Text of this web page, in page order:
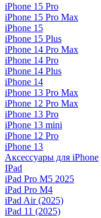
iPhone 15 Pro
iPhone 15 Pro Max
iPhone 15
iPhone 15 Plus
iPhone 14 Pro Max
iPhone 14 Pro
iPhone 14 Plus
iPhone 14
iPhone 13 Pro Max
iPhone 12 Pro Max
iPhone 13 Pro
iPhone 13 mini
iPhone 12 Pro
iPhone 13
Аксессуары для iPhone
IPad
iPad Pro M5 2025
iPad Pro M4
iPad Air (2025)
iPad 11 (2025)